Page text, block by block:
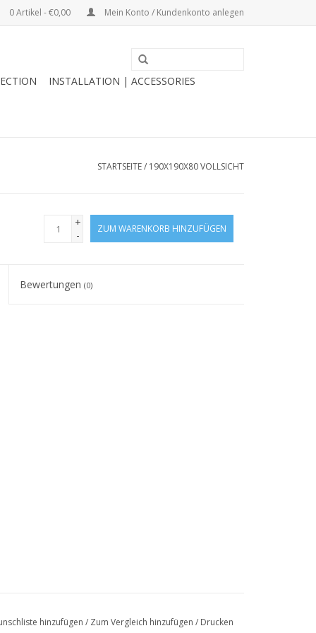
0 Artikel - €0,00 Mein Konto / Kundenkonto anlegen
INSTALLATION | ACCESSORIES
STARTSEITE/ 190X190X80 VOLLSICHT
+
-
ZUM WARENKORB HINZUFÜGEN
Bewertungen(0)
hinzufügen / Zum Vergleich hinzufügen / Drucken